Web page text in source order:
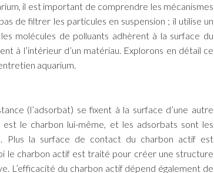
il est important de comprendre les mécanismes
de filtrer les particules en suspension ; il utilise un
molécules de polluants adhèrent à la surface du
à l’intérieur d’un matériau. Explorons en détail ce
aquarium.
(l’adsorbat) se fixent à la surface d’une autre
est le charbon lui-même, et les adsorbats sont les
Plus la surface de contact du charbon actif est
le charbon actif est traité pour créer une structure
L’efficacité du charbon actif dépend également de